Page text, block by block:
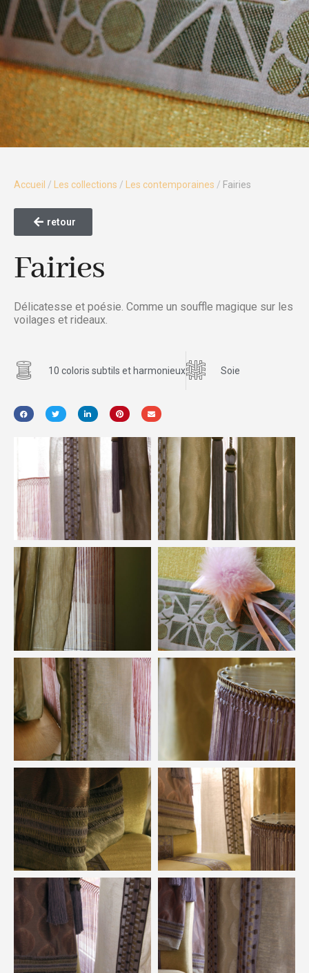
Accueil / Les collections / Les contemporaines / Fairies
retour
Fairies
Délicatesse et poésie. Comme un souffle magique sur les
voilages et rideaux.
10 coloris subtils et harmonieux Soie